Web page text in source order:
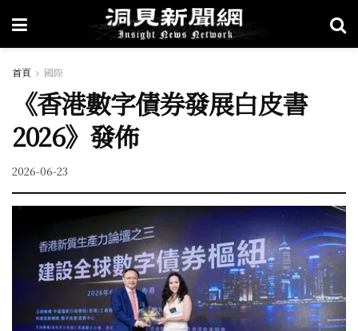
首頁 國際
《香港數字債券發展白皮書
2026》發佈
2026-06-23